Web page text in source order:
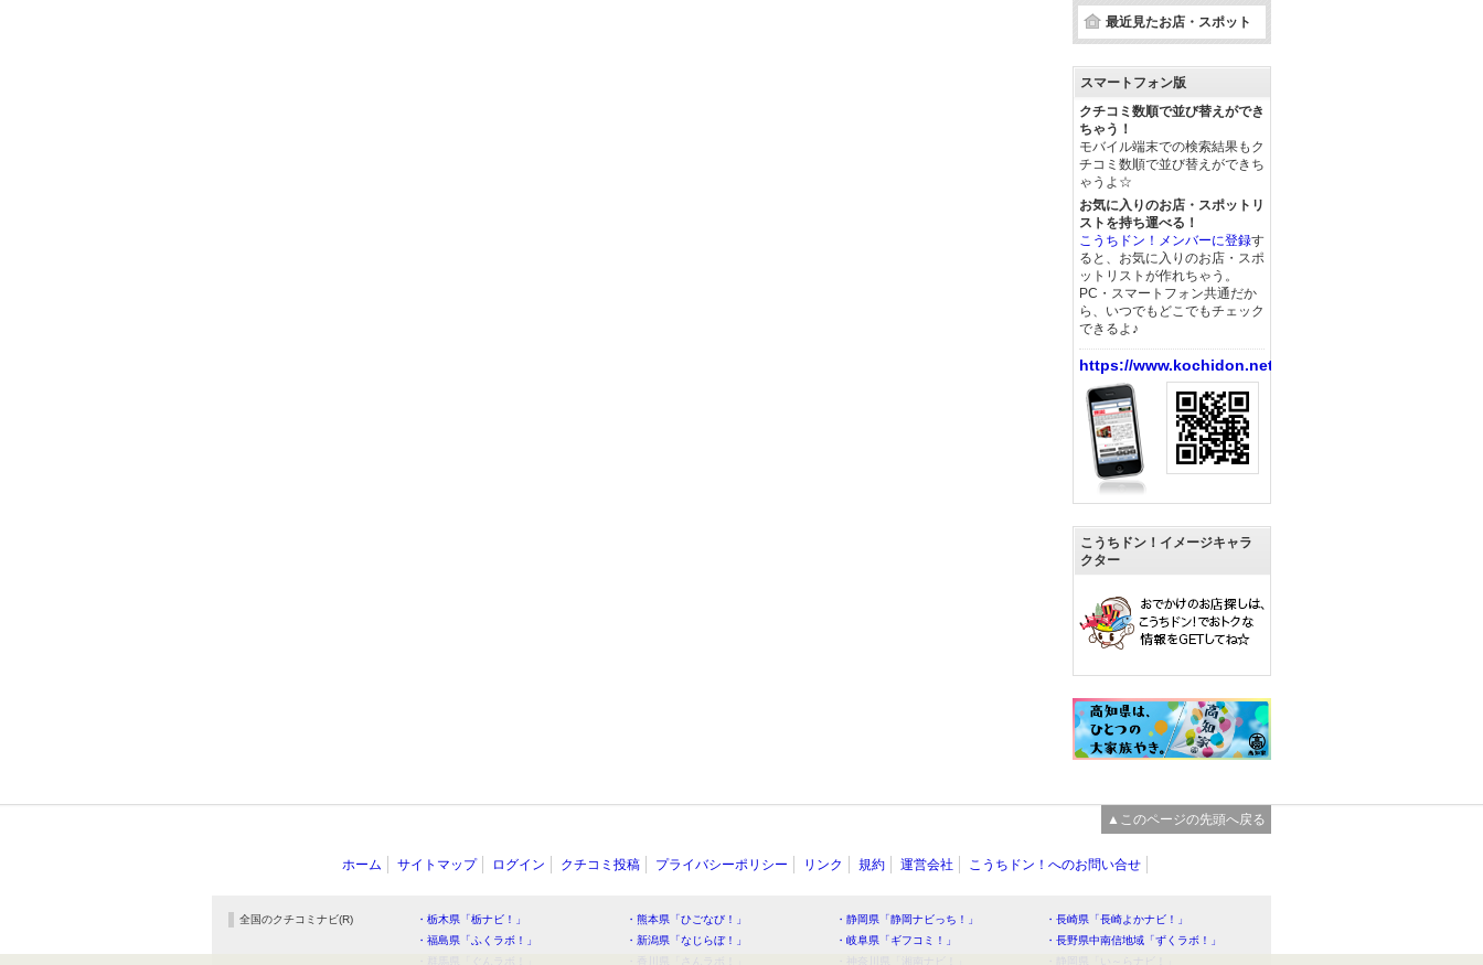
最近見たお店・スポット
スマートフォン版
クチコミ数順で並び替えができ
ちゃう！
モバイル端末での検索結果もク
チコミ数順で並び替えができち
ゃうよ☆
お気に入りのお店・スポットリ
ストを持ち運べる！
こうちドン！メンバーに登録す
ると、お気に入りのお店・スポ
ットリストが作れちゃう。
PC・スマートフォン共通だか
ら、いつでもどこでもチェック
できるよ♪
https://www.kochidon.net/
こうちドン！イメージキャラ
クター
▲このページの先頭へ戻る
ホーム サイトマップ ログイン クチコミ投稿 プライバシーポリシー リンク 規約 運営会社 こうちドン！へのお問い合せ
全国のクチコミナビ(R) ・栃木県「栃ナビ！」 ・熊本県「ひごなび！」 ・静岡県「静岡ナビっち！」
・長崎県「長崎よかナビ！」
・福島県「ふくラボ！」
・新潟県「なじらぼ！」 ・岐阜県「ギフコミ！」
・長野県中南信地域「ずくラボ！」